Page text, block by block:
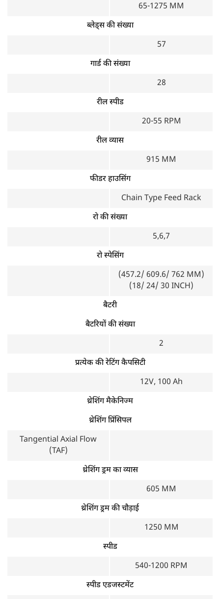
65-1275 MM
ब्लेड्स की संख्या
57
गार्ड की संख्या
28
रील स्पीड
20-55 RPM
रील व्यास
915 MM
फीडर हाउसिंग
Chain Type Feed Rack
रो की संख्या
5,6,7
रो स्पेसिंग
(457.2/ 609.6/ 762 MM)
(18/ 24/ 30 INCH)
बैटरी
बैटरियों की संख्या
2
प्रत्येक की रेटिंग कैपसिटी
12V, 100 Ah
थ्रेशिंग मैकेनिज्म
थ्रेशिंग प्रिंसिपल
Tangential Axial Flow
(TAF)
थ्रेशिंग ड्रम का व्यास
605 MM
थ्रेशिंग ड्रम की चौड़ाई
1250 MM
स्पीड
540-1200 RPM
स्पीड एडजस्टमेंट